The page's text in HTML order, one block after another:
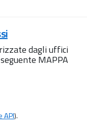
dagli uffici
MAPPA
API).